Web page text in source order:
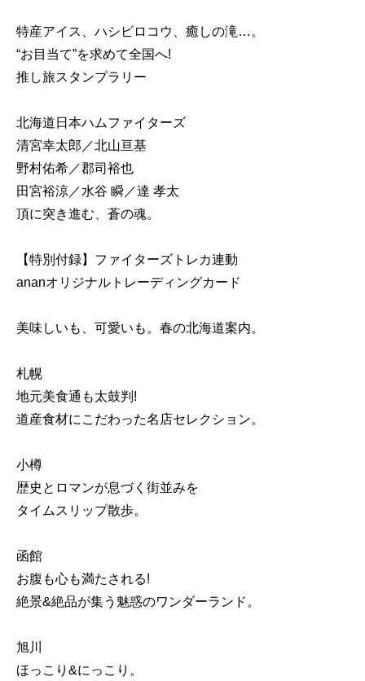
特産アイス、ハシビロコウ、癒しの滝…。
“お目当て”を求めて全国へ!
推し旅スタンプラリー
北海道日本ハムファイターズ
清宮幸太郎／北山亘基
野村佑希／郡司裕也
田宮裕涼／水谷 瞬／達 孝太
頂に突き進む、蒼の魂。
【特別付録】ファイターズトレカ連動
ananオリジナルトレーディングカード
美味しいも、可愛いも。春の北海道案内。
札幌
地元美食通も太鼓判!
道産食材にこだわった名店セレクション。
小樽
歴史とロマンが息づく街並みを
タイムスリップ散歩。
函館
お腹も心も満たされる!
絶景&絶品が集う魅惑のワンダーランド。
旭川
ほっこり&にっこり。